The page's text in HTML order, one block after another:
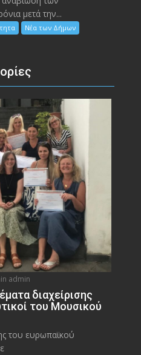
μετά την...
Νέα των Δήμων
admin
διαχείρισης
του Μουσικού
του ευρωπαϊκού